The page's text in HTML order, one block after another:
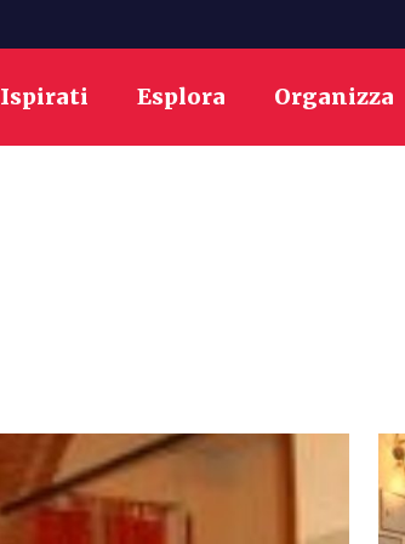
Ispirati Esplora Organizza